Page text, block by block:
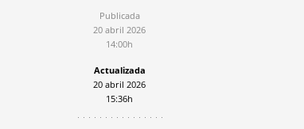
Publicada
20 abril 2026
14:00h
Actualizada
20 abril 2026
15:36h